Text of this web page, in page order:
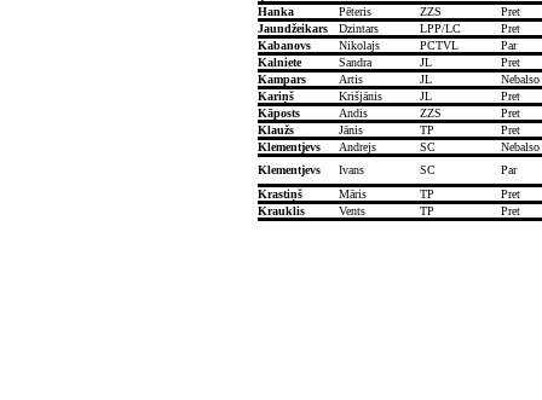
Hanka
Pēteris ZZS
Pret
Jaundžeikars
Dzintars LPP/LC
Pret
Kabanovs
Nikolajs PCTVL
Par
Kalniete
Sandra JL
Pret
Kampars
Artis JL
Nebalso
Kariņš
Krišjānis JL
Pret
Kāposts
Andis ZZS
Pret
Klaužs
Jānis TP
Pret
Klementjevs
Andrejs SC
Nebalso
Klementjevs
Ivans SC
Par
Krastiņš
Māris TP
Pret
Krauklis
Vents TP Pret